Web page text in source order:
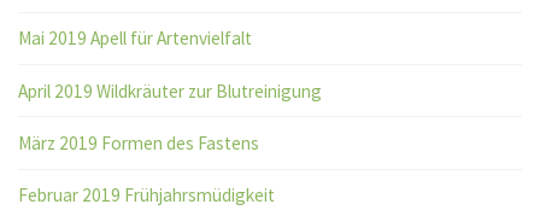
Mai 2019 Apell für Artenvielfalt
April 2019 Wildkräuter zur Blutreinigung
März 2019 Formen des Fastens
Februar 2019 Frühjahrsmüdigkeit